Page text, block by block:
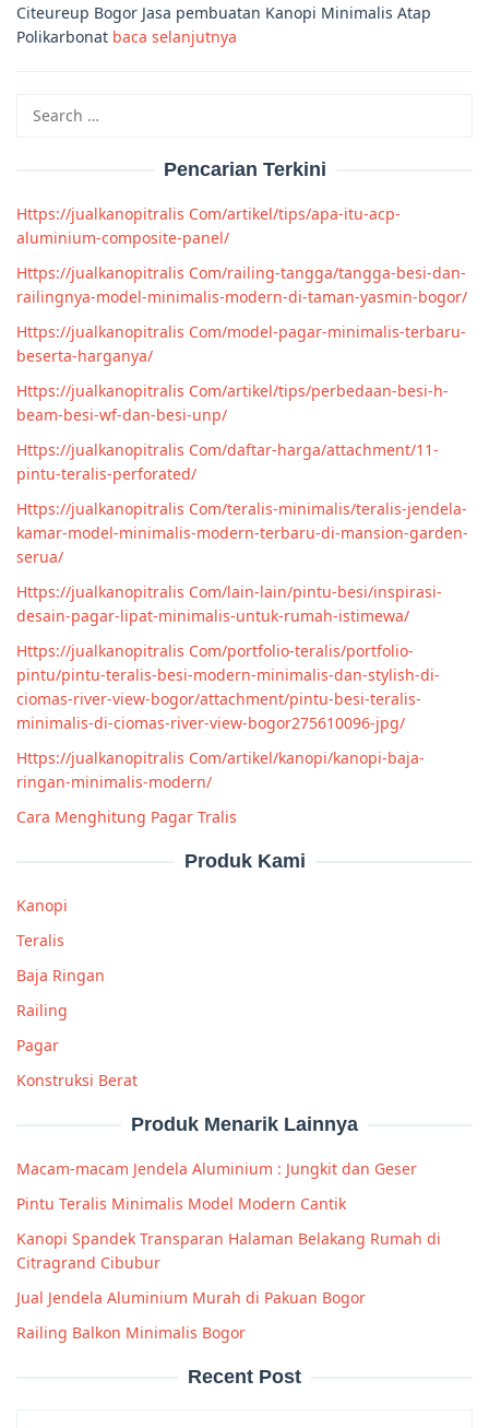
Citeureup Bogor Jasa pembuatan Kanopi Minimalis Atap
Polikarbonat baca selanjutnya
for:
Pencarian Terkini
Https://jualkanopitralis Com/artikel/tips/apa-itu-acp-
aluminium-composite-panel/
Https://jualkanopitralis Com/railing-tangga/tangga-besi-dan-
railingnya-model-minimalis-modern-di-taman-yasmin-bogor/
Https://jualkanopitralis Com/model-pagar-minimalis-terbaru-
beserta-harganya/
Https://jualkanopitralis Com/artikel/tips/perbedaan-besi-h-
beam-besi-wf-dan-besi-unp/
Https://jualkanopitralis Com/daftar-harga/attachment/11-
pintu-teralis-perforated/
Https://jualkanopitralis Com/teralis-minimalis/teralis-jendela-
kamar-model-minimalis-modern-terbaru-di-mansion-garden-
serua/
Https://jualkanopitralis Com/lain-lain/pintu-besi/inspirasi-
desain-pagar-lipat-minimalis-untuk-rumah-istimewa/
Https://jualkanopitralis Com/portfolio-teralis/portfolio-
pintu/pintu-teralis-besi-modern-minimalis-dan-stylish-di-
ciomas-river-view-bogor/attachment/pintu-besi-teralis-
minimalis-di-ciomas-river-view-bogor275610096-jpg/
Https://jualkanopitralis Com/artikel/kanopi/kanopi-baja-
ringan-minimalis-modern/
Cara Menghitung Pagar Tralis
Produk Kami
Kanopi
Teralis
Baja Ringan
Railing
Pagar
Konstruksi Berat
Produk Menarik Lainnya
Macam-macam Jendela Aluminium : Jungkit dan Geser
Pintu Teralis Minimalis Model Modern Cantik
Kanopi Spandek Transparan Halaman Belakang Rumah di
Citragrand Cibubur
Jual Jendela Aluminium Murah di Pakuan Bogor
Railing Balkon Minimalis Bogor
Recent Post